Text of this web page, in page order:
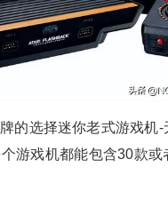
的选择迷你老式游戏机-
游戏机都能包含30款或